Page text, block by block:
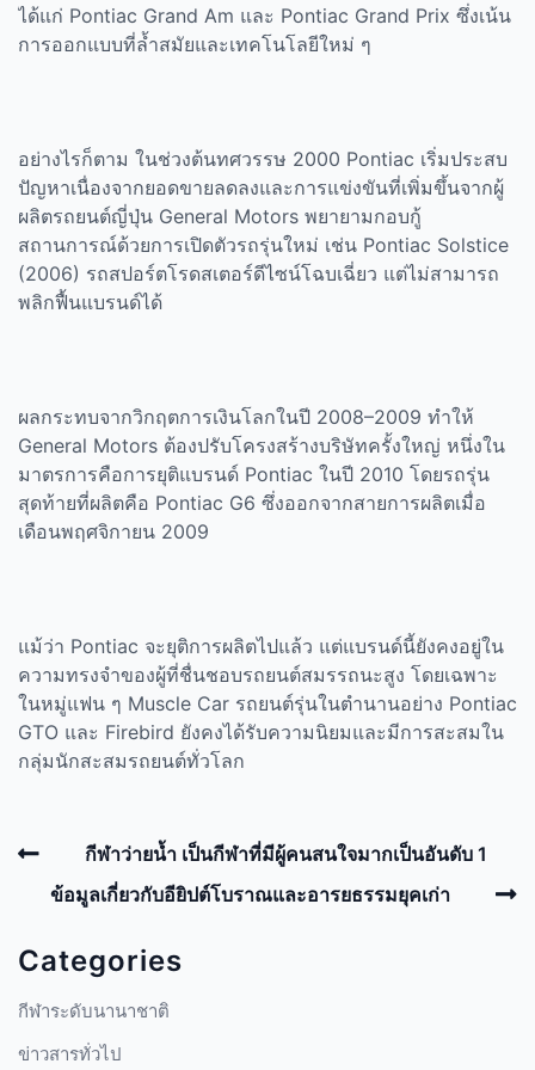
ได้แก่ Pontiac Grand Am และ Pontiac Grand Prix ซึ่งเน้น
การออกแบบที่ล้ำสมัยและเทคโนโลยีใหม่ ๆ
อย่างไรก็ตาม ในช่วงต้นทศวรรษ 2000 Pontiac เริ่มประสบ
ปัญหาเนื่องจากยอดขายลดลงและการแข่งขันที่เพิ่มขึ้นจากผู้
ผลิตรถยนต์ญี่ปุ่น General Motors พยายามกอบกู้
สถานการณ์ด้วยการเปิดตัวรถรุ่นใหม่ เช่น Pontiac Solstice
(2006) รถสปอร์ตโรดสเตอร์ดีไซน์โฉบเฉี่ยว แต่ไม่สามารถ
พลิกฟื้นแบรนด์ได้
ผลกระทบจากวิกฤตการเงินโลกในปี 2008–2009 ทำให้
General Motors ต้องปรับโครงสร้างบริษัทครั้งใหญ่ หนึ่งใน
มาตรการคือการยุติแบรนด์ Pontiac ในปี 2010 โดยรถรุ่น
สุดท้ายที่ผลิตคือ Pontiac G6 ซึ่งออกจากสายการผลิตเมื่อ
เดือนพฤศจิกายน 2009
แม้ว่า Pontiac จะยุติการผลิตไปแล้ว แต่แบรนด์นี้ยังคงอยู่ใน
ความทรงจำของผู้ที่ชื่นชอบรถยนต์สมรรถนะสูง โดยเฉพาะ
ในหมู่แฟน ๆ Muscle Car รถยนต์รุ่นในตำนานอย่าง Pontiac
GTO และ Firebird ยังคงได้รับความนิยมและมีการสะสมใน
กลุ่มนักสะสมรถยนต์ทั่วโลก
Post
navigation
Previous
Post
กีฬาว่ายน้ำ เป็นกีฬาที่มีผู้คนสนใจมากเป็นอันดับ 1
ข้อมูลเกี่ยวกับอียิปต์โบราณและอารยธรรมยุคเก่า
Categories
กีฬาระดับนานาชาติ
ข่าวสารทั่วไป